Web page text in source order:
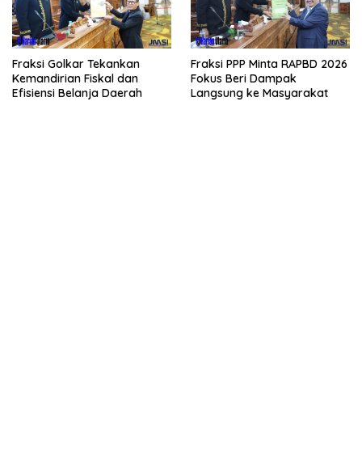
Fraksi Golkar Tekankan
Kemandirian Fiskal dan
Efisiensi Belanja Daerah
Fraksi PPP Minta RAPBD 2026
Fokus Beri Dampak
Langsung ke Masyarakat